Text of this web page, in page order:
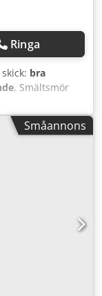
Ringa
skick: bra
, Smältsmör
Småannons